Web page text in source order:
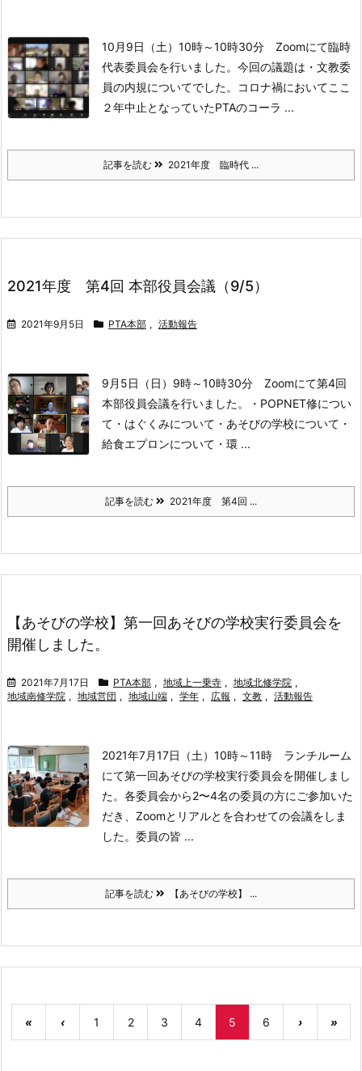
10月9日（土）10時～10時30分 Zoomにて臨時
代表委員会を行いました。 今回の議題は ・文教委
員の内規についてでした。
コロナ禍においてここ
２年中止となっていたPTAのコーラ ...
記事を読む 2021年度 臨時代 ...
2021年度 第4回 本部役員会議（9/5）
2021年9月5日 PTA本部 , 活動報告
9月5日（日）9時～10時30分 Zoomにて第4回
本部役員会議を行いました。
・POPNET修につい
て ・はぐくみについて ・あそびの学校について ・
給食エプロンについて ・環 ...
記事を読む 2021年度 第4回 ...
【あそびの学校】第一回あそびの学校実行委員会を
開催しました。
2021年7月17日 PTA本部 , 地域上一乗寺 , 地域北修学院 ,
地域南修学院 , 地域営団 , 地域山端 , 学年 , 広報 , 文教 , 活動報告
2021年7月17日（土）10時～11時 ランチルーム
にて第一回あそびの学校実行委員会を開催しまし
た。 各委員会から2〜4名の委員の方にご参加いた
だき、Zoomとリアルとを合わせての会議をしま
した。 委員の皆 ...
記事を読む 【あそびの学校】 ...
« ‹ 1 2 3 4 5 6 › »